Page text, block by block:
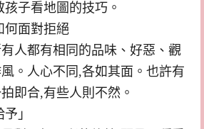
子看地圖的技巧。
何面對拒絕
人都有相同的品味、好惡、觀
。人心不同,各如其面。也許有
即合,有些人則不然。
」